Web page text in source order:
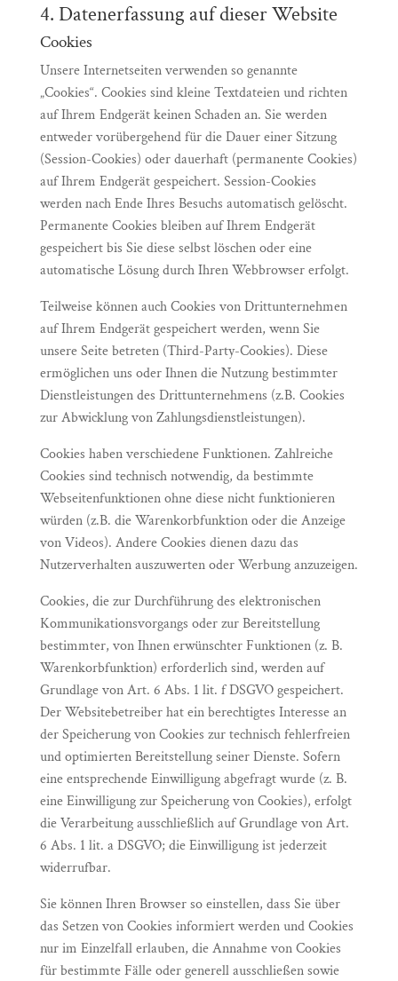
4. Datenerfassung auf dieser Website
Cookies
Unsere Internetseiten verwenden so genannte
„Cookies“. Cookies sind kleine Textdateien und richten
auf Ihrem Endgerät keinen Schaden an. Sie werden
entweder vorübergehend für die Dauer einer Sitzung
(Session-Cookies) oder dauerhaft (permanente Cookies)
auf Ihrem Endgerät gespeichert. Session-Cookies
werden nach Ende Ihres Besuchs automatisch gelöscht.
Permanente Cookies bleiben auf Ihrem Endgerät
gespeichert bis Sie diese selbst löschen oder eine
automatische Lösung durch Ihren Webbrowser erfolgt.
Teilweise können auch Cookies von Drittunternehmen
auf Ihrem Endgerät gespeichert werden, wenn Sie
unsere Seite betreten (Third-Party-Cookies). Diese
ermöglichen uns oder Ihnen die Nutzung bestimmter
Dienstleistungen des Drittunternehmens (z.B. Cookies
zur Abwicklung von Zahlungsdienstleistungen).
Cookies haben verschiedene Funktionen. Zahlreiche
Cookies sind technisch notwendig, da bestimmte
Webseitenfunktionen ohne diese nicht funktionieren
würden (z.B. die Warenkorbfunktion oder die Anzeige
von Videos). Andere Cookies dienen dazu das
Nutzerverhalten auszuwerten oder Werbung anzuzeigen.
Cookies, die zur Durchführung des elektronischen
Kommunikationsvorgangs oder zur Bereitstellung
bestimmter, von Ihnen erwünschter Funktionen (z. B.
Warenkorbfunktion) erforderlich sind, werden auf
Grundlage von Art. 6 Abs. 1 lit. f DSGVO gespeichert.
Der Websitebetreiber hat ein berechtigtes Interesse an
der Speicherung von Cookies zur technisch fehlerfreien
und optimierten Bereitstellung seiner Dienste. Sofern
eine entsprechende Einwilligung abgefragt wurde (z. B.
eine Einwilligung zur Speicherung von Cookies), erfolgt
die Verarbeitung ausschließlich auf Grundlage von Art.
6 Abs. 1 lit. a DSGVO; die Einwilligung ist jederzeit
widerrufbar.
Sie können Ihren Browser so einstellen, dass Sie über
das Setzen von Cookies informiert werden und Cookies
nur im Einzelfall erlauben, die Annahme von Cookies
für bestimmte Fälle oder generell ausschließen sowie